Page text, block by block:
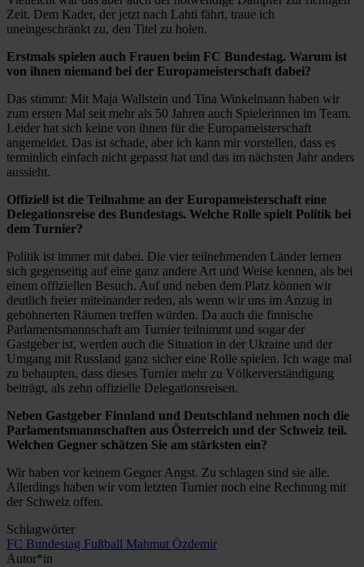
Zeit. Dem Kader, der jetzt nach Lahti fährt, traue ich
uneingeschränkt zu, den Titel zu holen.
Erstmals spielen auch Frauen beim FC Bundestag. Warum ist
von ihnen niemand bei der Europameisterschaft dabei?
Das stimmt: Mit Maja Wallstein und Tina Winkelmann haben wir
zum ersten Mal seit mehr als 50 Jahren auch Spielerinnen im Team.
Leider hat sich keine von ihnen für die Europameisterschaft
angemeldet. Das ist schade, aber ich kann mir vorstellen, dass es
terminlich einfach nicht gepasst hat und das im nächsten Jahr anders
aussieht.
Offiziell ist die Teilnahme an der Europameisterschaft eine
Delegationsreise des Bundestags. Welche Rolle spielt Politik bei
dem Turnier?
Politik ist immer mit dabei. Die vier teilnehmenden Länder lernen
sich gegenseitig auf eine ganz andere Art und Weise kennen, als bei
einem offiziellen Besuch. Auf und neben dem Platz können wir
deutlich freier miteinander reden, als wenn wir uns im Anzug in
gebohnerten Räumen treffen würden. Da auch die finnische
Parlamentsmannschaft am Turnier teilnimmt und sogar der
Gastgeber ist, werden auch die Situation in der Ukraine und der
Umgang mit Russland ganz sicher eine Rolle spielen. Ich wage mal
zu behaupten, dass dieses Turnier mehr zu Völkerverständigung
beiträgt, als zehn offizielle Delegationsreisen.
Neben Gastgeber Finnland und Deutschland nehmen noch die
Parlamentsmannschaften aus Österreich und der Schweiz teil.
Welchen Gegner schätzen Sie am stärksten ein?
Wir haben vor keinem Gegner Angst. Zu schlagen sind sie alle.
Allerdings haben wir vom letzten Turnier noch eine Rechnung mit
der Schweiz offen.
Schlagwörter
FC Bundestag Fußball Mahmut Özdemir
Autor*in